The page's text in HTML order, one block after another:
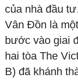
của nhà đầu
Vân Đồn là
bước vào giai
hai tòa The
B) đã khánh